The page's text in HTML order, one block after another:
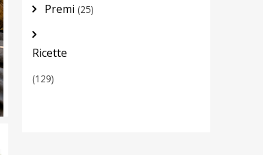
Premi (25)
Ricette
(129)